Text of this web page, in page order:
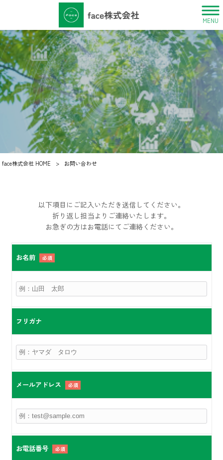
MENU
face株式会社 HOME > お問い合わせ
以下項目にご記入いただき送信してください。
折り返し担当よりご連絡いたします。
お急ぎの方はお電話にてご連絡ください。
お名前 必須
フリガナ
メールアドレス 必須
お電話番号 必須